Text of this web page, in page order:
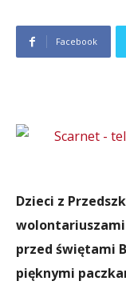
Facebook
Dzieci z
wolontariuszami
przed świętami
pięknymi